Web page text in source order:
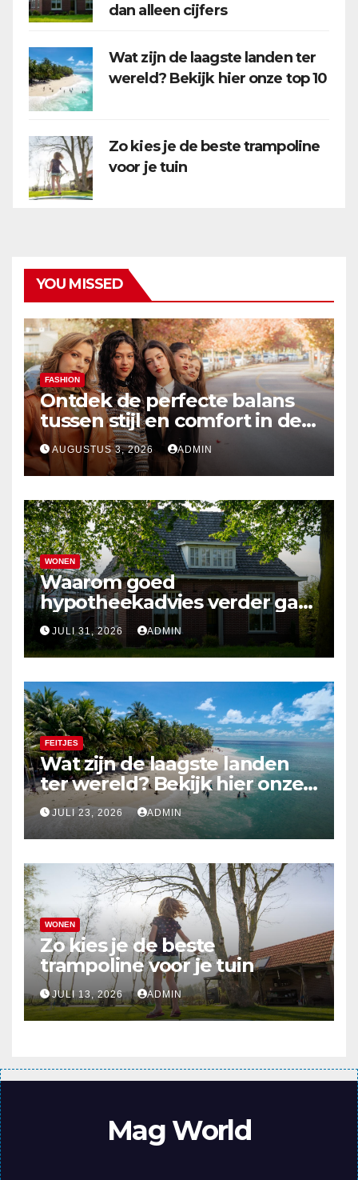
dan alleen cijfers
Wat zijn de laagste landen ter
wereld? Bekijk hier onze top 10
Zo kies je de beste trampoline
voor je tuin
YOU MISSED
FASHION
Ontdek de perfecte balans
tussen stijl en comfort in de
nieuwste damesmode
AUGUSTUS 3, 2026 ADMIN
WONEN
Waarom goed
hypotheekadvies verder gaat
dan alleen cijfers
JULI 31, 2026 ADMIN
FEITJES
Wat zijn de laagste landen
ter wereld? Bekijk hier onze
top 10
JULI 23, 2026 ADMIN
WONEN
Zo kies je de beste
trampoline voor je tuin
JULI 13, 2026 ADMIN
Mag World